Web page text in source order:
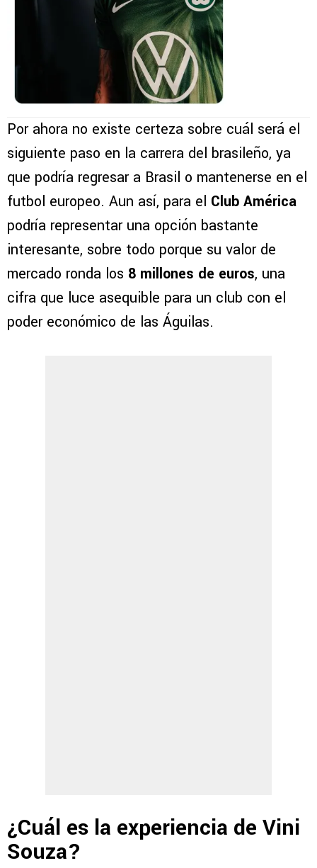
Por ahora no existe certeza sobre cuál será el
siguiente paso en la carrera del brasileño, ya
que podría regresar a Brasil o mantenerse en el
futbol europeo. Aun así, para el Club América
podría representar una opción bastante
interesante, sobre todo porque su valor de
mercado ronda los 8 millones de euros, una
cifra que luce asequible para un club con el
poder económico de las Águilas.
¿Cuál es la experiencia de Vini
Souza?